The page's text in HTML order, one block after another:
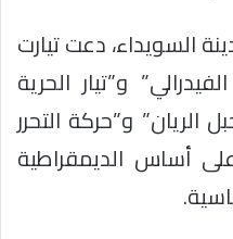
السويداء، دعت تيارت
و”تيار الحرية
و”حركة التحرر
أساس الديمقراطية